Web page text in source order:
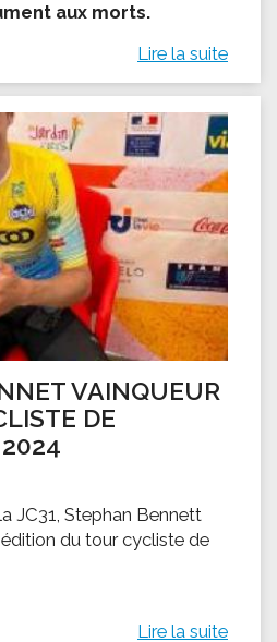
aux morts.
Lire la suite
VAINQUEUR
DE
JC31, Stephan Bennett
du tour cycliste de
Lire la suite